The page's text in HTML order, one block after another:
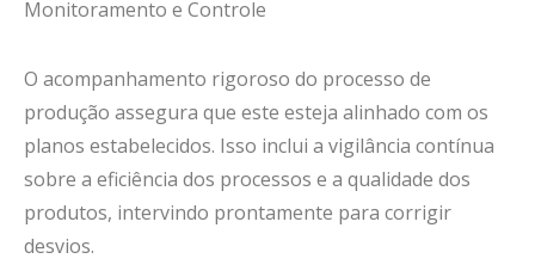
Monitoramento e Controle
O acompanhamento rigoroso do processo de
produção assegura que este esteja alinhado com os
planos estabelecidos. Isso inclui a vigilância contínua
sobre a eficiência dos processos e a qualidade dos
produtos, intervindo prontamente para corrigir
desvios.